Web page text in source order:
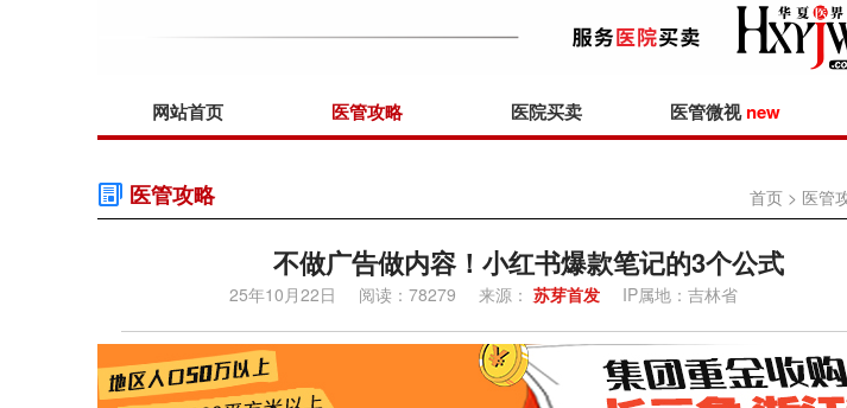
网站首页 医管攻略 医院买卖 医管微视new
医管攻略 首页 > 医管
不做广告做内容！小红书爆款笔记的3个公式
25年10月22日 阅读：78279 来源： 苏芽首发 IP属地：吉林省